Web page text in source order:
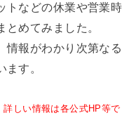
トなどの休業や営業時
めてみました。
情報がわかり次第なる
す。
詳しい情報は各公式HP等で